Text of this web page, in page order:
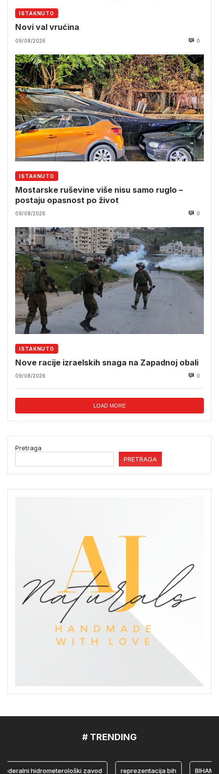
ISTAKNUTO
Novi val vrućina
09/08/2026 0
ISTAKNUTO
Mostarske ruševine više nisu samo ruglo –
postaju opasnost po život
09/08/2026 0
ISTAKNUTO
Nove racije izraelskih snaga na Zapadnoj obali
09/08/2026 0
LOAD MORE
Pretraga
PRETRAGA
# TRENDING
hidrometerološki zavod reprezentacija bih BIHAMK